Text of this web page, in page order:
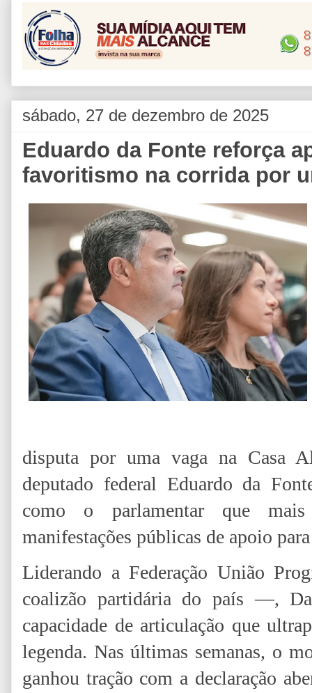
sábado, 27 de dezembro de 2025
Eduardo da Fonte reforça
favoritismo na corrida por
disputa por uma vaga na Casa
deputado federal Eduardo da
como o parlamentar que
manifestações públicas de apoio
Liderando a Federação União
coalizão partidária do país —,
capacidade de articulação que
legenda. Nas últimas semanas, o
ganhou tração com a declaração